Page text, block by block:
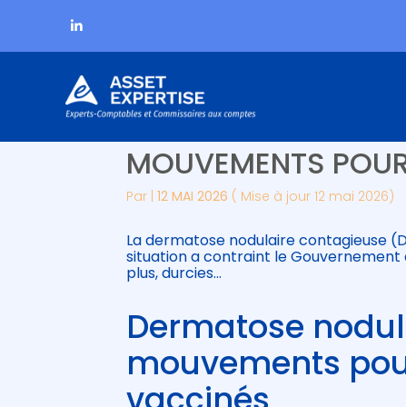
Aller
au
DERMATOSE
MOUVEMENTS
Par |12 MAI 2026 ( Mise à jour 12 mai 2026)
La dermatose nodulaire contagieuse
situation a contraint le Gouvernement
plus, durcies…
Dermatose
mouvements